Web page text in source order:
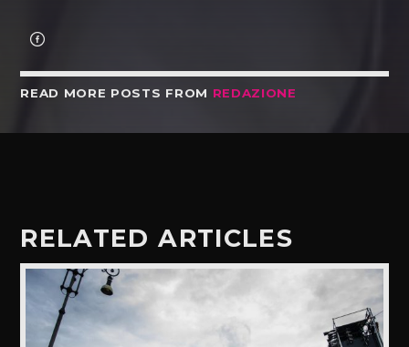
READ MORE POSTS FROM REDAZIONE
RELATED ARTICLES